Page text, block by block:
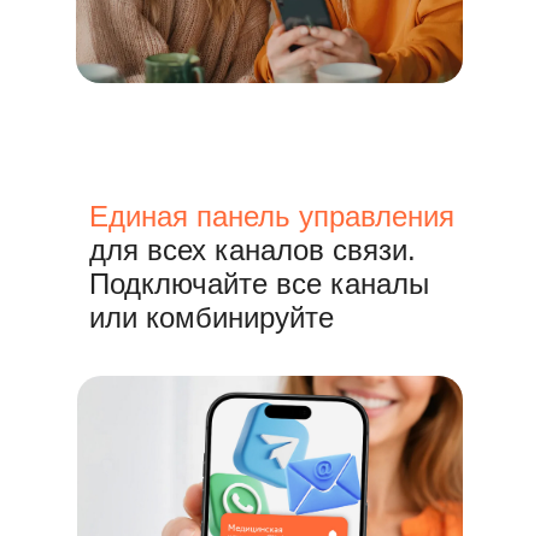
Единая панель управления
для всех каналов связи.
Подключайте все каналы
или комбинируйте